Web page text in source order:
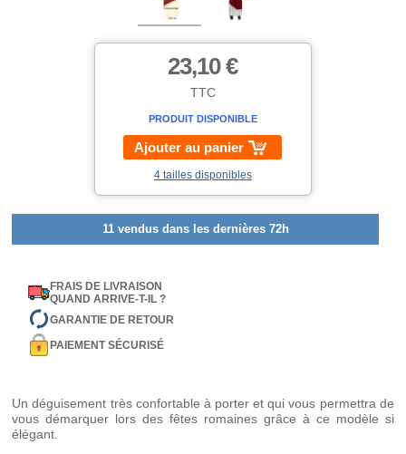
23,10 €
TTC
PRODUIT DISPONIBLE
Ajouter au panier
4 tailles disponibles
11 vendus dans les dernières 72h
FRAIS DE LIVRAISON
QUAND ARRIVE-T-IL ?
GARANTIE DE RETOUR
PAIEMENT SÉCURISÉ
Un déguisement très confortable à porter et qui vous permettra de
vous démarquer lors des fêtes romaines grâce à ce modèle si
élégant.